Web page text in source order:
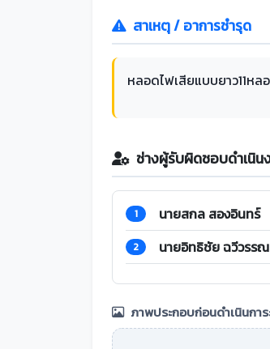
สาเหตุ / อาการชำรุด
หลอดไฟเสียแบบยาว11หล
ช่างผู้รับผิดชอบดำเนิน
1 นายสกล สองอินทร์
2 นายอิทธิชัย ฉวีวรรณ
ภาพประกอบก่อนดำเนินการ: